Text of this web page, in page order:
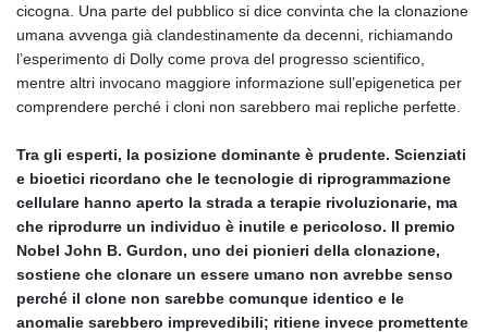
cicogna. Una parte del pubblico si dice convinta che la clonazione
umana avvenga già clandestinamente da decenni, richiamando
l’esperimento di Dolly come prova del progresso scientifico,
mentre altri invocano maggiore informazione sull’epigenetica per
comprendere perché i cloni non sarebbero mai repliche perfette.
Tra gli esperti, la posizione dominante è prudente. Scienziati
e bioetici ricordano che le tecnologie di riprogrammazione
cellulare hanno aperto la strada a terapie rivoluzionarie, ma
che riprodurre un individuo è inutile e pericoloso. Il premio
Nobel John B. Gurdon, uno dei pionieri della clonazione,
sostiene che clonare un essere umano non avrebbe senso
perché il clone non sarebbe comunque identico e le
anomalie sarebbero imprevedibili; ritiene invece promettente